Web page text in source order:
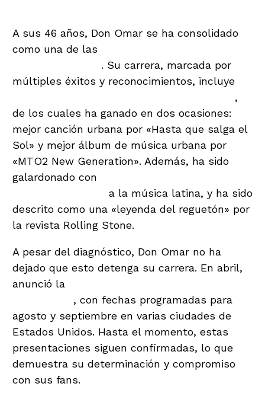
A sus 46 años, Don Omar se ha consolidado
como una de las
. Su carrera, marcada por
múltiples éxitos y reconocimientos, incluye
,
de los cuales ha ganado en dos ocasiones:
mejor canción urbana por «Hasta que salga el
Sol» y mejor álbum de música urbana por
«MTO2 New Generation». Además, ha sido
galardonado con
a la música latina, y ha sido
descrito como una «leyenda del reguetón» por
la revista Rolling Stone.
A pesar del diagnóstico, Don Omar no ha
dejado que esto detenga su carrera. En abril,
anunció la
, con fechas programadas para
agosto y septiembre en varias ciudades de
Estados Unidos. Hasta el momento, estas
presentaciones siguen confirmadas, lo que
demuestra su determinación y compromiso
con sus fans.